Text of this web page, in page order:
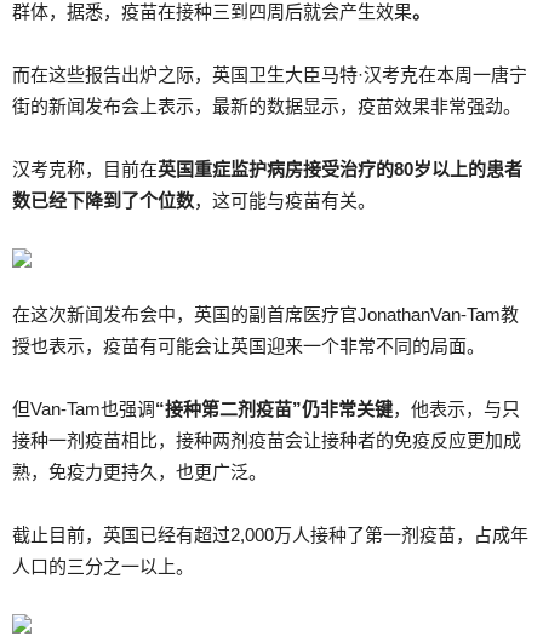
群体，据悉，疫苗在接种三到四周后就会产生效果。
而在这些报告出炉之际，英国卫生大臣马特·汉考克在本周一唐宁
街的新闻发布会上表示，最新的数据显示，疫苗效果非常强劲。
汉考克称，目前在英国重症监护病房接受治疗的80岁以上的患者
数已经下降到了个位数，这可能与疫苗有关。
在这次新闻发布会中，英国的副首席医疗官JonathanVan-Tam教
授也表示，疫苗有可能会让英国迎来一个非常不同的局面。
但Van-Tam也强调“接种第二剂疫苗”仍非常关键，他表示，与只
接种一剂疫苗相比，接种两剂疫苗会让接种者的免疫反应更加成
熟，免疫力更持久，也更广泛。
截止目前，英国已经有超过2,000万人接种了第一剂疫苗，占成年
人口的三分之一以上。